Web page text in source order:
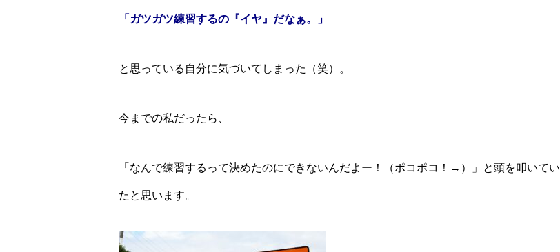
「ガツガツ練習するの『イヤ』だなぁ。」
と思っている自分に気づいてしまった（笑）。
今までの私だったら、
「なんで練習するって決めたのにできないんだよー！（ポコポコ！→）」と頭を叩いてい
たと思います。